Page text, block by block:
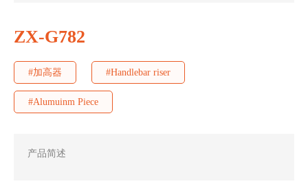
ZX-G782
#加高器 #Handlebar riser
#Alumuinm Piece
产品简述